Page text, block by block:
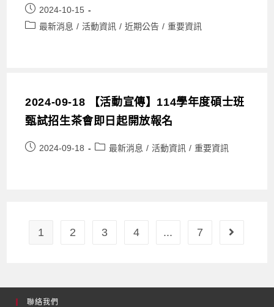
2024-10-15
最新消息 / 活動資訊 / 近期公告 / 重要資訊
2024-09-18 【活動宣傳】114學年度碩士班
甄試招生茶會即日起開放報名
2024-09-18 最新消息 / 活動資訊 / 重要資訊
1 2 3 4 ... 7
聯絡我們